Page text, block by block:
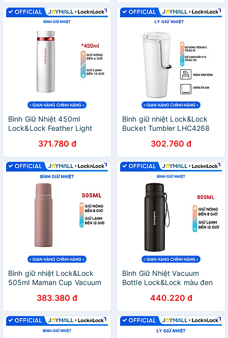
Bình Giữ Nhiệt 450ml
Lock&Lock Feather Light
Hàng chính hãng - JoyMall
371.780 đ
Bình giữ nhiệt Lock&Lock
Bucket Tumbler LHC4268
chính hãng thép không gỉ
quai xách tiện lợi- JoyMall
302.760 đ
Bình giữ nhiệt Lock&Lock
505ml Maman Cup Vacuum
chính hãng, nắp dùng làm
cốc nước uống - JoyMall
383.380 đ
Bình Giữ Nhiệt Vacuum
Bottle Lock&Lock màu đen
chính hãng, thép không gỉ,
độ bền cao - JoyMall
440.220 đ